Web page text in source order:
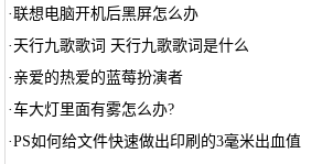
·联想电脑开机后黑屏怎么办
· 天行九歌歌词 天行九歌歌词是什么
· 亲爱的热爱的蓝莓扮演者
·车大灯里面有雾怎么办?
·PS如何给文件快速做出印刷的3毫米出血值